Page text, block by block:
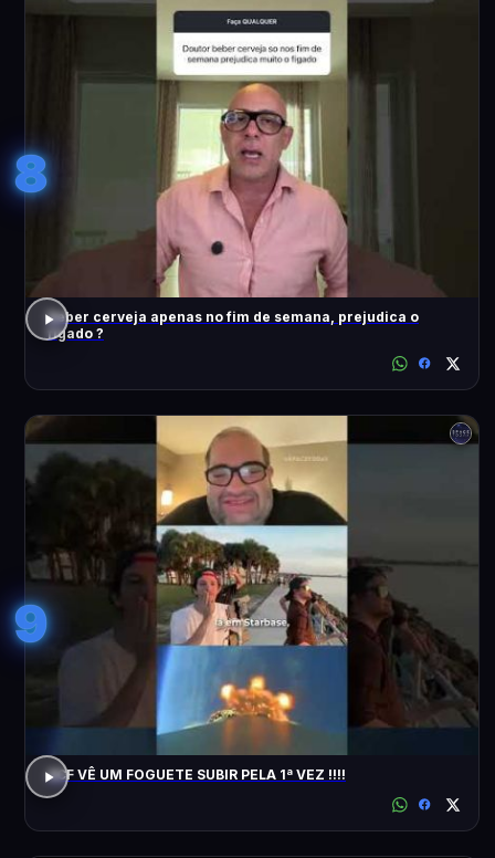
8
Beber cerveja apenas no fim de semana, prejudica o
fígado ?
9
ACF VÊ UM FOGUETE SUBIR PELA 1ª VEZ !!!!